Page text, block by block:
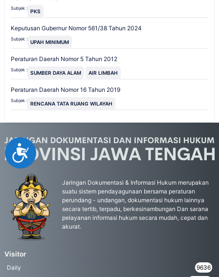
Accessibility
Subjek : PKS
Keputusan Gubernur Nomor 561/38 Tahun 2024
Subjek : UPAH MINIMUM
Peraturan Daerah Nomor 5 Tahun 2012
Subjek : SUMBER DAYA ALAM AIR LIMBAH
Peraturan Daerah Nomor 16 Tahun 2019
Subjek : RENCANA TATA RUANG WILAYAH
Jaringan Dokumentasi & Informasi Hukum merupakan
suatu sistem pendayagunaan bersama peraturan
perundang - undangan, dokumentasi hukum lainnya
secara tertib, terpadu, berkesinambungan Dan sarana
pelayanan informasi hukum secara mudah, cepat dan
akurat.
Visitor
Daily
9636